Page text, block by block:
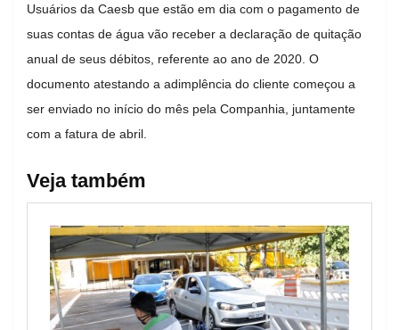
Usuários da Caesb que estão em dia com o pagamento de
suas contas de água vão receber a declaração de quitação
anual de seus débitos, referente ao ano de 2020. O
documento atestando a adimplência do cliente começou a
ser enviado no início do mês pela Companhia, juntamente
com a fatura de abril.
Veja também